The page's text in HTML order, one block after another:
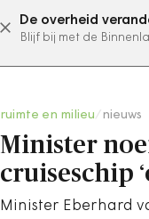
De overheid
Blijf bij met de
ruimte en milieu nieuws
Minister
cruiseschip
Minister Eberhard